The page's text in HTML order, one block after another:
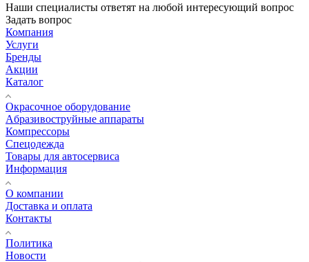
Наши специалисты ответят на любой интересующий вопрос
Задать вопрос
Компания
Услуги
Бренды
Акции
Каталог
Окрасочное оборудование
Aбразивоструйные аппараты
Компрессоры
Спецодежда
Товары для автосервиса
Информация
О компании
Доставка и оплата
Контакты
Политика
Новости